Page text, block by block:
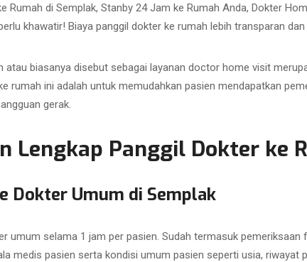
Rumah di Semplak, Stanby 24 Jam ke Rumah Anda, Dokter
khawatir! Biaya panggil dokter ke rumah lebih transparan
atau biasanya disebut sebagai layanan doctor home visit
rumah ini adalah untuk memudahkan pasien mendapatkan
gerak.
Lengkap Panggil Dokter ke
Dokter Umum di Semplak
umum selama 1 jam per pasien. Sudah termasuk
medis pasien serta kondisi umum pasien seperti usia,